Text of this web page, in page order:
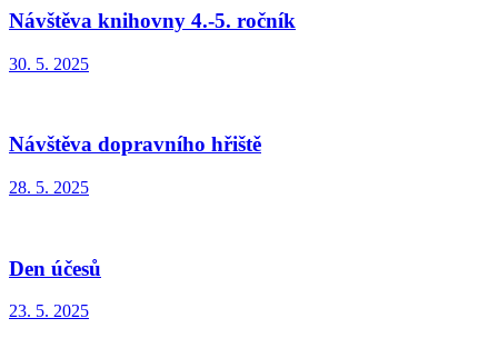
Návštěva knihovny 4.-5. ročník
30. 5. 2025
Návštěva dopravního hřiště
28. 5. 2025
Den účesů
23. 5. 2025